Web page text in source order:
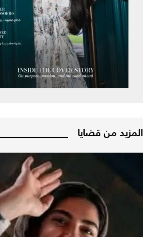
المزيد من قضايا